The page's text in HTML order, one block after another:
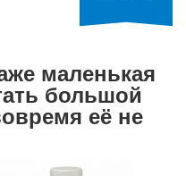
маленькая
большой
её не